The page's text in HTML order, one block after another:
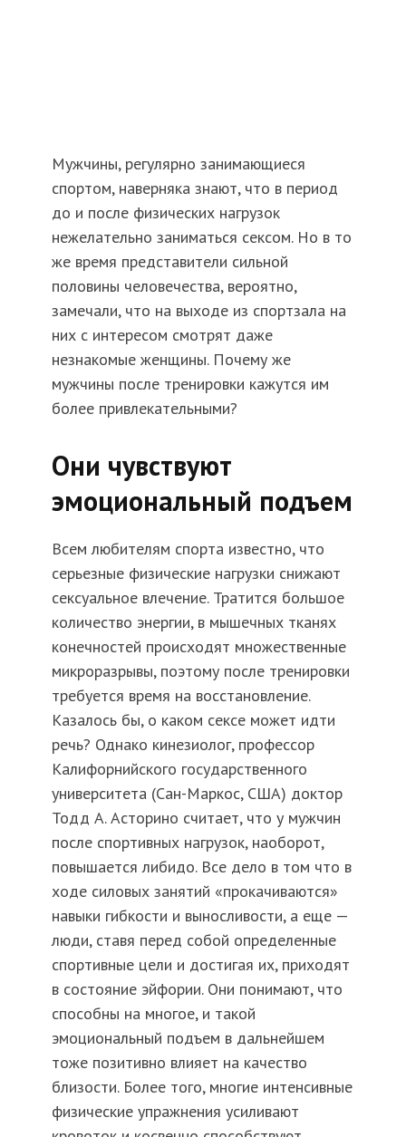
Мужчины, регулярно занимающиеся
спортом, наверняка знают, что в период
до и после физических нагрузок
нежелательно заниматься сексом. Но в то
же время представители сильной
половины человечества, вероятно,
замечали, что на выходе из спортзала на
них с интересом смотрят даже
незнакомые женщины. Почему же
мужчины после тренировки кажутся им
более привлекательными?
Они чувствуют
эмоциональный подъем
Всем любителям спорта известно, что
серьезные физические нагрузки снижают
сексуальное влечение. Тратится большое
количество энергии, в мышечных тканях
конечностей происходят множественные
микроразрывы, поэтому после тренировки
требуется время на восстановление.
Казалось бы, о каком сексе может идти
речь? Однако кинезиолог, профессор
Калифорнийского государственного
университета (Сан-Маркос, США) доктор
Тодд А. Асторино считает, что у мужчин
после спортивных нагрузок, наоборот,
повышается либидо. Все дело в том что в
ходе силовых занятий «прокачиваются»
навыки гибкости и выносливости, а еще —
люди, ставя перед собой определенные
спортивные цели и достигая их, приходят
в состояние эйфории. Они понимают, что
способны на многое, и такой
эмоциональный подъем в дальнейшем
тоже позитивно влияет на качество
близости. Более того, многие интенсивные
физические упражнения усиливают